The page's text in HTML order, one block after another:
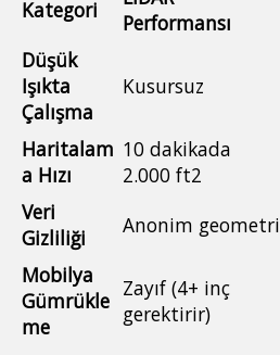
Kategori
Performansı
Düşük
Işıkta
Çalışma
Kusursuz
Haritalam
a Hızı
10 dakikada
2.000 ft2
Veri
Gizliliği
Anonim geometri
Mobilya
Gümrükle
me
Zayıf (4+ inç
gerektirir)